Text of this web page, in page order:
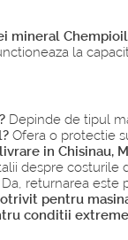
mineral Chempioil
la
Depinde de tipul
Ofera o protectie
in Chisinau,
despre costurile
Da, returnarea este
pentru
conditii